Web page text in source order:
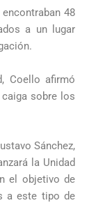
48
a un lugar
Coello afirmó
sobre los
Sánchez,
la Unidad
el objetivo de
a este tipo de